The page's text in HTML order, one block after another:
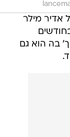
אדיר מילר
בה הוא גם